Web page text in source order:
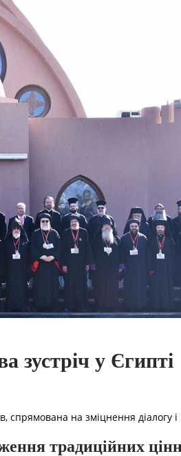
зустріч у Єгипті
на зміцнення діалогу і
традиційних